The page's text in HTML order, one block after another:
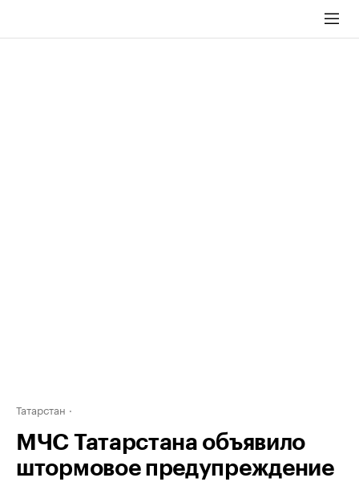
Татарстан
МЧС Татарстана объявило
штормовое предупреждение